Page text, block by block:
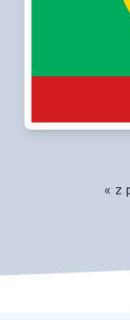
« z